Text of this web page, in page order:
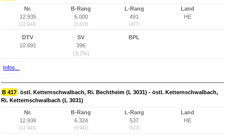
Nr.
12.935
(12.944)
B-Rang
6.000
(3.619)
L-Rang
491
(477)
Land
HE
DTV
10.691
SV
396
(3,7%)
BPL
Infos...
B 417 östl. Ketternschwalbach, Ri. Bechtheim (L 3031) - östl. Ketternschwalbach,
Ri. Ketternschwalbach (L 3031)
Nr.
12.936
(12.945)
B-Rang
6.324
(3.941)
L-Rang
537
(522)
Land
HE